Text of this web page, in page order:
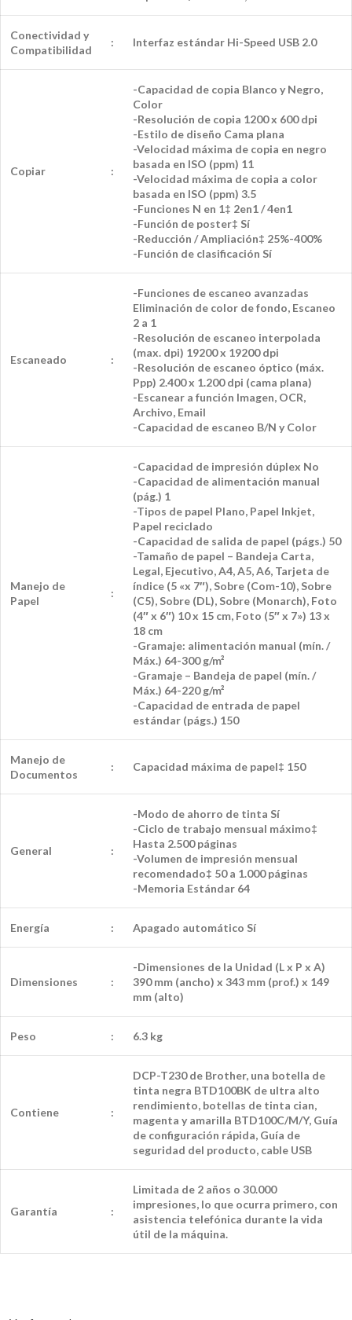
Conectividad y
Compatibilidad
: Interfaz estándar Hi-Speed USB 2.0
Copiar :
-Capacidad de copia Blanco y Negro,
Color
-Resolución de copia 1200 x 600 dpi
-Estilo de diseño Cama plana
-Velocidad máxima de copia en negro
basada en ISO (ppm) 11
-Velocidad máxima de copia a color
basada en ISO (ppm) 3.5
-Funciones N en 1‡ 2en1 / 4en1
-Función de poster‡ Sí
-Reducción / Ampliación‡ 25%-400%
-Función de clasificación Sí
Escaneado :
-Funciones de escaneo avanzadas
Eliminación de color de fondo, Escaneo
2 a 1
-Resolución de escaneo interpolada
(max. dpi) 19200 x 19200 dpi
-Resolución de escaneo óptico (máx.
Ppp) 2.400 x 1.200 dpi (cama plana)
-Escanear a función Imagen, OCR,
Archivo, Email
-Capacidad de escaneo B/N y Color
Manejo de
Papel
:
-Capacidad de impresión dúplex No
-Capacidad de alimentación manual
(pág.) 1
-Tipos de papel Plano, Papel Inkjet,
Papel reciclado
-Capacidad de salida de papel (págs.) 50
-Tamaño de papel – Bandeja Carta,
Legal, Ejecutivo, A4, A5, A6, Tarjeta de
índice (5 «x 7″), Sobre (Com-10), Sobre
(C5), Sobre (DL), Sobre (Monarch), Foto
(4″ x 6″) 10 x 15 cm, Foto (5″ x 7») 13 x
18 cm
-Gramaje: alimentación manual (mín. /
Máx.) 64-300 g/m²
-Gramaje – Bandeja de papel (mín. /
Máx.) 64-220 g/m²
-Capacidad de entrada de papel
estándar (págs.) 150
Manejo de
Documentos
: Capacidad máxima de papel‡ 150
General :
-Modo de ahorro de tinta Sí
-Ciclo de trabajo mensual máximo‡
Hasta 2.500 páginas
-Volumen de impresión mensual
recomendado‡ 50 a 1.000 páginas
-Memoria Estándar 64
Energía : Apagado automático Sí
Dimensiones :
-Dimensiones de la Unidad (L x P x A)
390 mm (ancho) x 343 mm (prof.) x 149
mm (alto)
Peso : 6.3 kg
Contiene :
DCP-T230 de Brother, una botella de
tinta negra BTD100BK de ultra alto
rendimiento, botellas de tinta cian,
magenta y amarilla BTD100C/M/Y, Guía
de configuración rápida, Guía de
seguridad del producto, cable USB
Garantía :
Limitada de 2 años o 30.000
impresiones, lo que ocurra primero, con
asistencia telefónica durante la vida
útil de la máquina.